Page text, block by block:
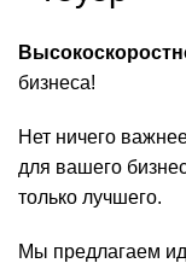
бизнеса!
Нет ничего
для вашего
только лучшего.
Мы предлагаем